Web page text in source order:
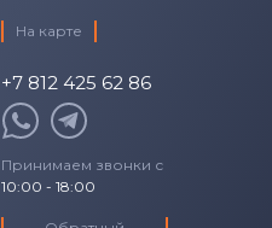
На карте
+7 812 425 62 86
Принимаем звонки с
10:00 - 18:00